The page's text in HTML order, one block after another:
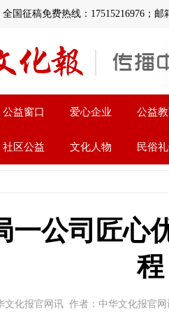
征稿免费热线：17515216976；邮
公益窗口 爱心企业 公益
社区公益 文化人物 民俗
一公司匠心
程
文化报官网讯 作者：中华文化报官